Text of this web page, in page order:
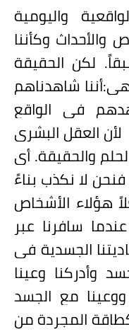
واليومية
والأحداث وكأننا
لكن الحقيقة
شاهدناهم
في الواقع
لأن العقل البشري
والحقيقة. أي
لا نكذب بناءً
هؤلاء الأشخاص
سافرنا عبر
الجسدية في
وأدركنا وعينا
ووعينا مع الجسد
المجردة من